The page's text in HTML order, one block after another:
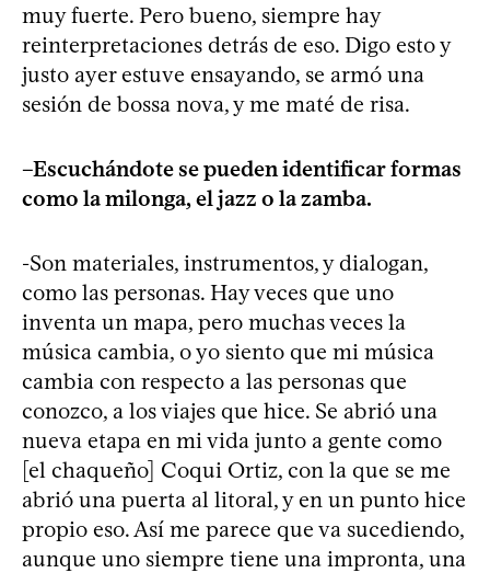
muy fuerte. Pero bueno, siempre hay
reinterpretaciones detrás de eso. Digo esto y
justo ayer estuve ensayando, se armó una
sesión de bossa nova, y me maté de risa.
–Escuchándote se pueden identificar formas
como la milonga, el jazz o la zamba.
-Son materiales, instrumentos, y dialogan,
como las personas. Hay veces que uno
inventa un mapa, pero muchas veces la
música cambia, o yo siento que mi música
cambia con respecto a las personas que
conozco, a los viajes que hice. Se abrió una
nueva etapa en mi vida junto a gente como
[el chaqueño] Coqui Ortiz, con la que se me
abrió una puerta al litoral, y en un punto hice
propio eso. Así me parece que va sucediendo,
aunque uno siempre tiene una impronta, una